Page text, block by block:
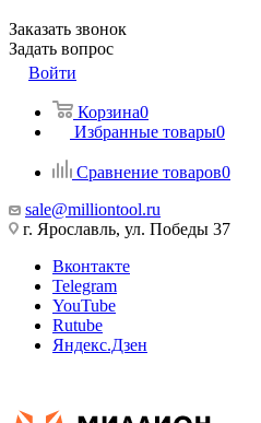
Заказать звонок
Задать вопрос
Войти
Корзина0
Избранные товары0
Сравнение товаров0
sale@milliontool.ru
г. Ярославль, ул. Победы 37
Вконтакте
Telegram
YouTube
Rutube
Яндекс.Дзен